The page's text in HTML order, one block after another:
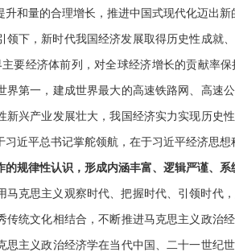
和量的合理增长，推进中国式现代化迈出新
领下，新时代我国经济发展取得历史性成就
要经济体前列，对全球经济增长的贡献率
界第一，建成世界最大的高速铁路网、高速
新兴产业发展壮大，我国经济实力实现历史
近平总书记掌舵领航，在于习近平经济思想
的规律性认识，形成内涵丰富、逻辑严谨、
马克思主义观察时代、把握时代、引领时代
传统文化相结合，不断推进马克思主义政治
思主义政治经济学在当代中国、二十一世纪